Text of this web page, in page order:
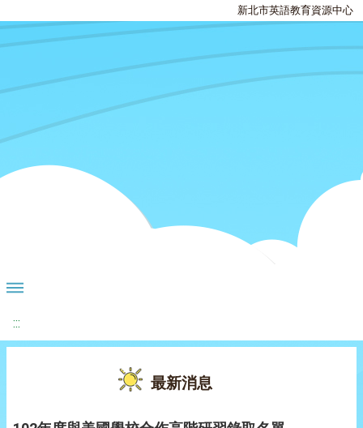
新北市英語教育資源中心
:::
最新消息